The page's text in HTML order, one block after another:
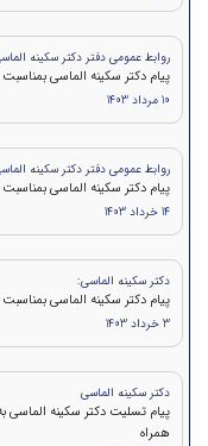
روابط عمومی دفتر دکتر سکینه
پيام دكتر سكينه الماسی
10 مرداد 1403
روابط عمومی دفتر دکتر سکینه
پيام دكتر سکینه الماسی بمناسبت ۱۴و ۱۵ خرداد
14 خرداد 1403
دکتر سکینه الماسی:
پیام دکتر سکینه الماسی
3 خرداد 1403
دکتر سکینه الماسی
پیام تسلیت دکتر سکینه
همراه